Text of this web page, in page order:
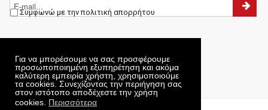
Για να μπορέσουμε να σας προσφέρουμε
προσωποποιημένη εξυπηρέτηση και ακόμα
καλύτερη εμπειρία χρήστη, χρησιμοποιούμε
τα cookies. Συνεχίζοντας την περιήγηση σας
στον ιστότοπο αποδέχεστε την χρήση
cookies. Περισσότερα
Συμφωνώ με την πολιτική απορρήτου